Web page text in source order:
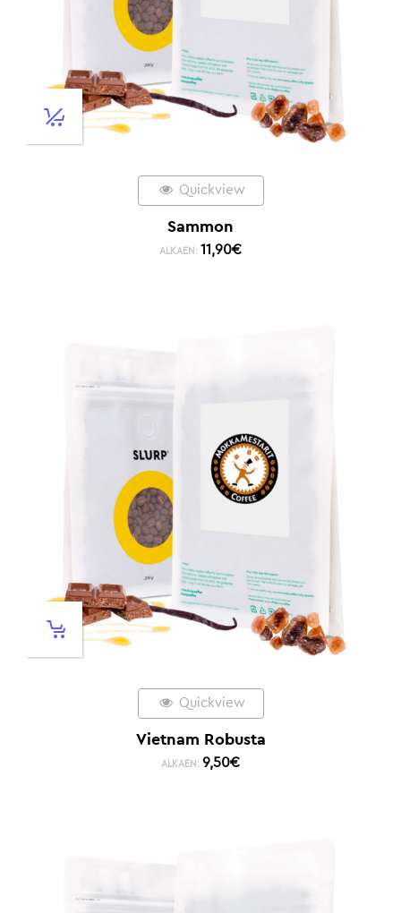
Quickview
Sammon
ALKAEN: 11,90€
Quickview
Vietnam Robusta
ALKAEN: 9,50€